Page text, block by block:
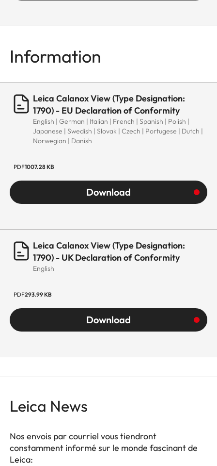
Information
Leica Calanox View (Type Designation:
1790) - EU Declaration of Conformity
English | German | Italian | French | Spanish | Polish |
Japanese | Swedish | Slovak | Czech | Portugese | Dutch |
Norwegian | Danish
PDF1007.28 KB
Download
Leica Calanox View (Type Designation:
1790) - UK Declaration of Conformity
English
PDF293.99 KB
Download
Leica News
Nos envois par courriel vous tiendront
constamment informé sur le monde fascinant de
Leica: